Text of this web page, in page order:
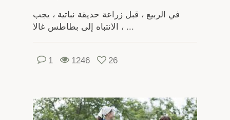
في الربيع ، قبل زراعة حديقة نباتية ، يجب
الانتباه إلى بطاطس غالا ، ...
1 1246 26